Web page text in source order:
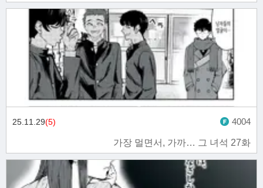
가장 멀면서, 가까… 그 녀석 27화
25.11.29(5) 4004